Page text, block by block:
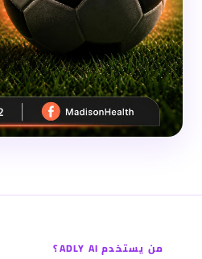
من يستخدم ADLY AI؟